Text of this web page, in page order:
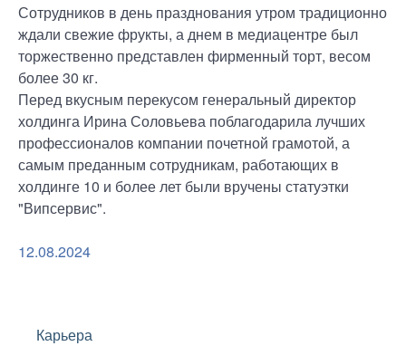
Сотрудников в день празднования утром традиционно
ждали свежие фрукты, а днем в медиацентре был
торжественно представлен фирменный торт, весом
более 30 кг.
Перед вкусным перекусом генеральный директор
холдинга Ирина Соловьева поблагодарила лучших
профессионалов компании почетной грамотой, а
самым преданным сотрудникам, работающих в
холдинге 10 и более лет были вручены статуэтки
"Випсервис".
12.08.2024
Карьера